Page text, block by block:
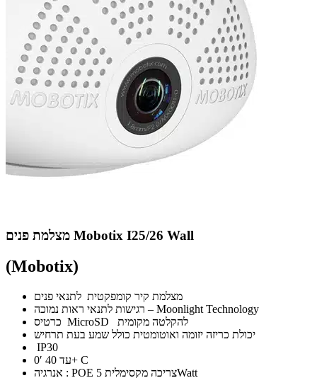
מצלמת פנים Mobotix I25/26 Wall
(Mobotix)
מצלמת קיר קומפקטית לתנאי פנים
רגישות לתנאי ראות נמוכה – Moonlight Technology
כרטיס MicroSD להקלטה מקומית
יכולת כריזה יזומה ואוטומטית כולל שמע בעת תרחיש
IP30
0′ עד 40+ C
אנרגיה : POE צריכה מקסימלית 5Watt